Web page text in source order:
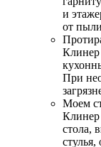
и
от
Клинер
При
Моем
Клинер
стола,